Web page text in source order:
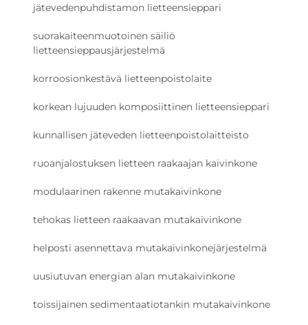
jätevedenpuhdistamon lietteensieppari
suorakaiteenmuotoinen säiliö
lietteensieppausjärjestelmä
korroosionkestävä lietteenpoistolaite
korkean lujuuden komposiittinen lietteensieppari
kunnallisen jäteveden lietteenpoistolaitteisto
ruoanjalostuksen lietteen raakaajan kaivinkone
modulaarinen rakenne mutakaivinkone
tehokas lietteen raakaavan mutakaivinkone
helposti asennettava mutakaivinkonejärjestelmä
uusiutuvan energian alan mutakaivinkone
toissijainen sedimentaatiotankin mutakaivinkone